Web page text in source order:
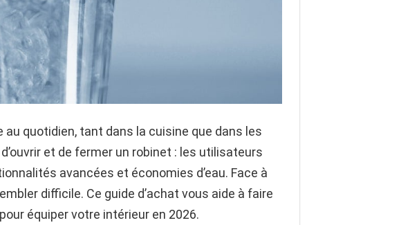
quotidien, tant dans la cuisine que dans les
et de fermer un robinet : les utilisateurs
avancées et économies d’eau. Face à
difficile. Ce guide d’achat vous aide à faire
équiper votre intérieur en 2026.